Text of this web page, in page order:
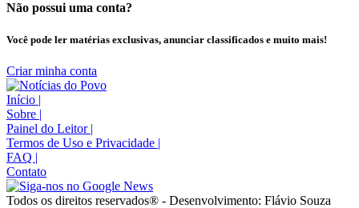
Não possui uma conta?
Você pode ler matérias exclusivas, anunciar classificados e muito mais!
Criar minha conta
Início |
Sobre |
Painel do Leitor |
Termos de Uso e Privacidade |
FAQ |
Contato
Todos os direitos reservados® - Desenvolvimento: Flávio Souza